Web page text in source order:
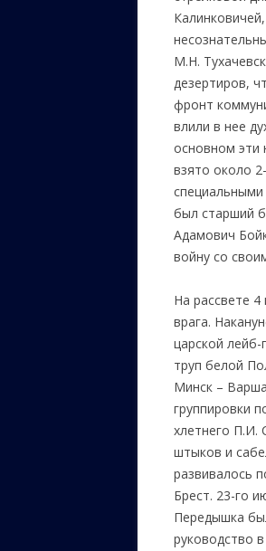
М.Н.
дезертиров,
фронт
влили в нее
основном эти
взято около
был старший
Адамович
войну со
На рассвете
врага.
царской
труп белой
Минск –
группировки
хлетнего П.И.
штыков и
развивалось
Брест. 23-го
Передышка
руководство